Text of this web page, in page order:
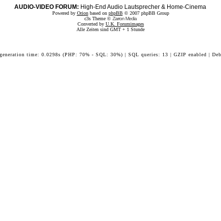
AUDIO-VIDEO FORUM: High-End Audio Lautsprecher & Home-Cinema
Powered by Orionbased on phpBB© 2007 phpBB Group
c3s Theme © Zarron Media
Converted by U.K. Forumimages
Alle Zeiten sind GMT + 1 Stunde
time: 0.0298s (PHP: 70% - SQL: 30%) | SQL queries: 13 | GZIP enabled |